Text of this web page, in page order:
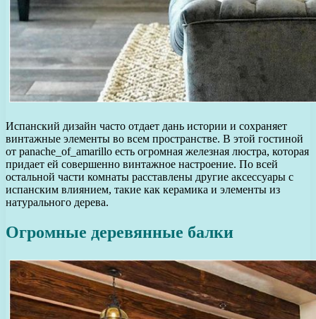
Испанский дизайн часто отдает дань истории и сохраняет
винтажные элементы во всем пространстве. В этой гостиной
от panache_of_amarillo есть огромная железная люстра, которая
придает ей совершенно винтажное настроение. По всей
остальной части комнаты расставлены другие аксессуары с
испанским влиянием, такие как керамика и элементы из
натурального дерева.
Огромные деревянные балки